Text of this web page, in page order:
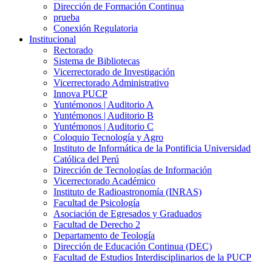
Dirección de Formación Continua
prueba
Conexión Regulatoria
Institucional
Rectorado
Sistema de Bibliotecas
Vicerrectorado de Investigación
Vicerrectorado Administrativo
Innova PUCP
Yuntémonos | Auditorio A
Yuntémonos | Auditorio B
Yuntémonos | Auditorio C
Coloquio Tecnología y Agro
Instituto de Informática de la Pontificia Universidad
Católica del Perú
Dirección de Tecnologías de Información
Vicerrectorado Académico
Instituto de Radioastronomía (INRAS)
Facultad de Psicología
Asociación de Egresados y Graduados
Facultad de Derecho 2
Departamento de Teología
Dirección de Educación Continua (DEC)
Facultad de Estudios Interdisciplinarios de la PUCP